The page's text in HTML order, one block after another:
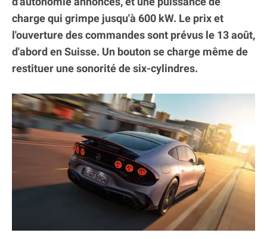
charge qui grimpe jusqu'à 600 kW. Le prix et
l'ouverture des commandes sont prévus le 13 août,
d'abord en Suisse. Un bouton se charge même de
restituer une sonorité de six-cylindres.